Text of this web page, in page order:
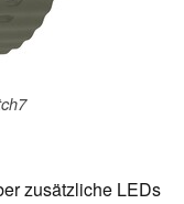
zusätzliche LEDs